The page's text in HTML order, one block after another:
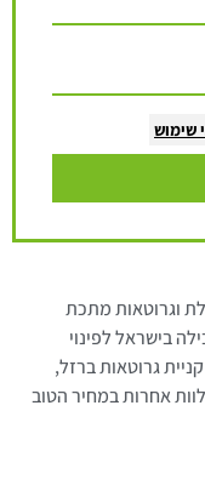
שימוש
וגרוטאות מתכת
בישראל לפינוי
גרוטאות ברזל,
אחרות במחיר הטוב